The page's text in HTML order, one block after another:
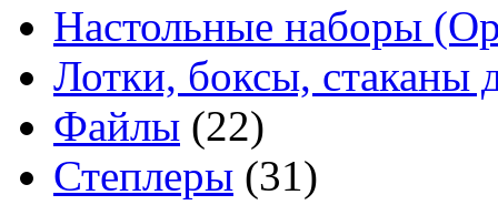
Настольные наборы
Лотки, боксы, стаканы
Файлы (22)
Степлеры (31)